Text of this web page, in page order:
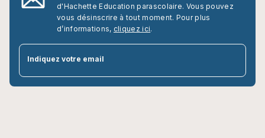
d'Hachette Education parascolaire. Vous pouvez
vous désinscrire à tout moment. Pour plus
d’informations, cliquez ici.
Indiquez votre email